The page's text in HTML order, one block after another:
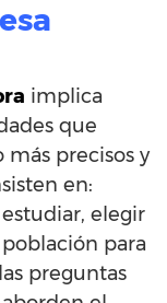
implica
que
más precisos y
en:
elegir
para
preguntas